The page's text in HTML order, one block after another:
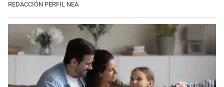
REDACCIÓN PERFIL NEA